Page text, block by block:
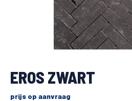
EROS ZWART
prijs op aanvraag